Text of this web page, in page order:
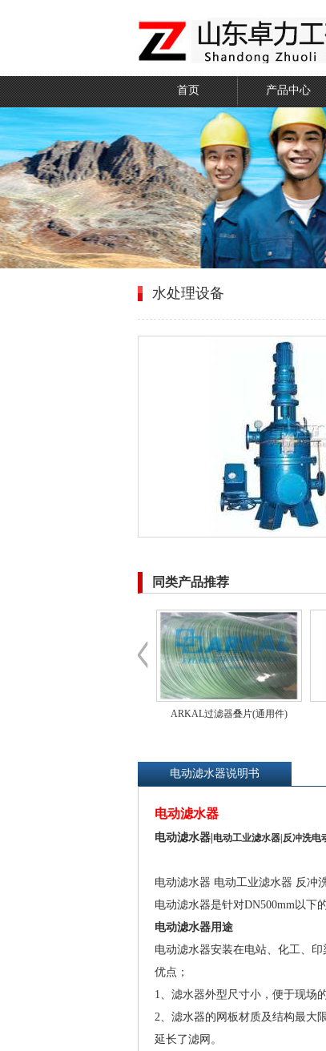
首页 产品中心
水处理设备
同类产品推荐
ARKAL过滤器叠片(通用件)
电动滤水器说明书
电动滤水器
电动滤水器| 电动工业滤水器|反冲洗电
电动滤水器 电动工业滤水器 反冲
电动滤水器是针对DN500mm以下
电动滤水器用途
电动滤水器安装在电站、化工、
优点；
1、滤水器外型尺寸小，便于现场
2、滤水器的网板材质及结构最大
延长了滤网。